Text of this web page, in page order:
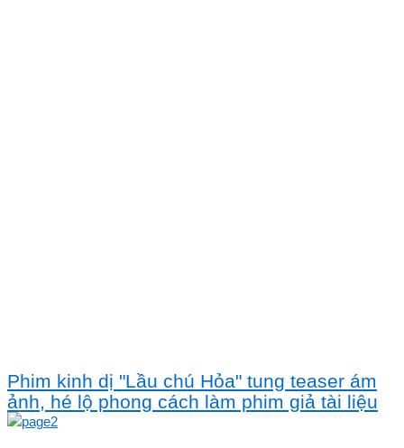
Phim kinh dị "Lầu chú Hỏa" tung teaser ám
ảnh, hé lộ phong cách làm phim giả tài liệu